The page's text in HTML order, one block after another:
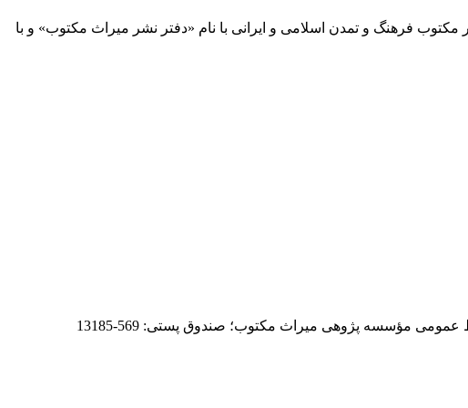
مهمترین آثار مكتوب فرهنگ و تمدن اسلامی و ایرانی با نام «دفتر نشر میراث مكتوب» و با